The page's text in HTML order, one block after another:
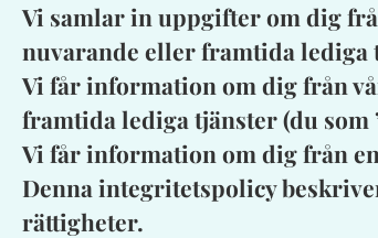
Vi samlar in uppgifter om dig
nuvarande eller framtida lediga
Vi får information om dig från
framtida lediga tjänster (du som
Vi får information om dig från
Denna integritetspolicy
rättigheter.